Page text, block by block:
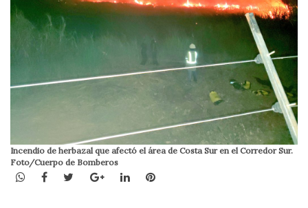
Incendio de herbazal que afectó el área de Costa Sur en el Corredor Sur.
Foto/Cuerpo de Bomberos
WhatsApp
Facebook
TwitterGoogle+LinkedInPinterest